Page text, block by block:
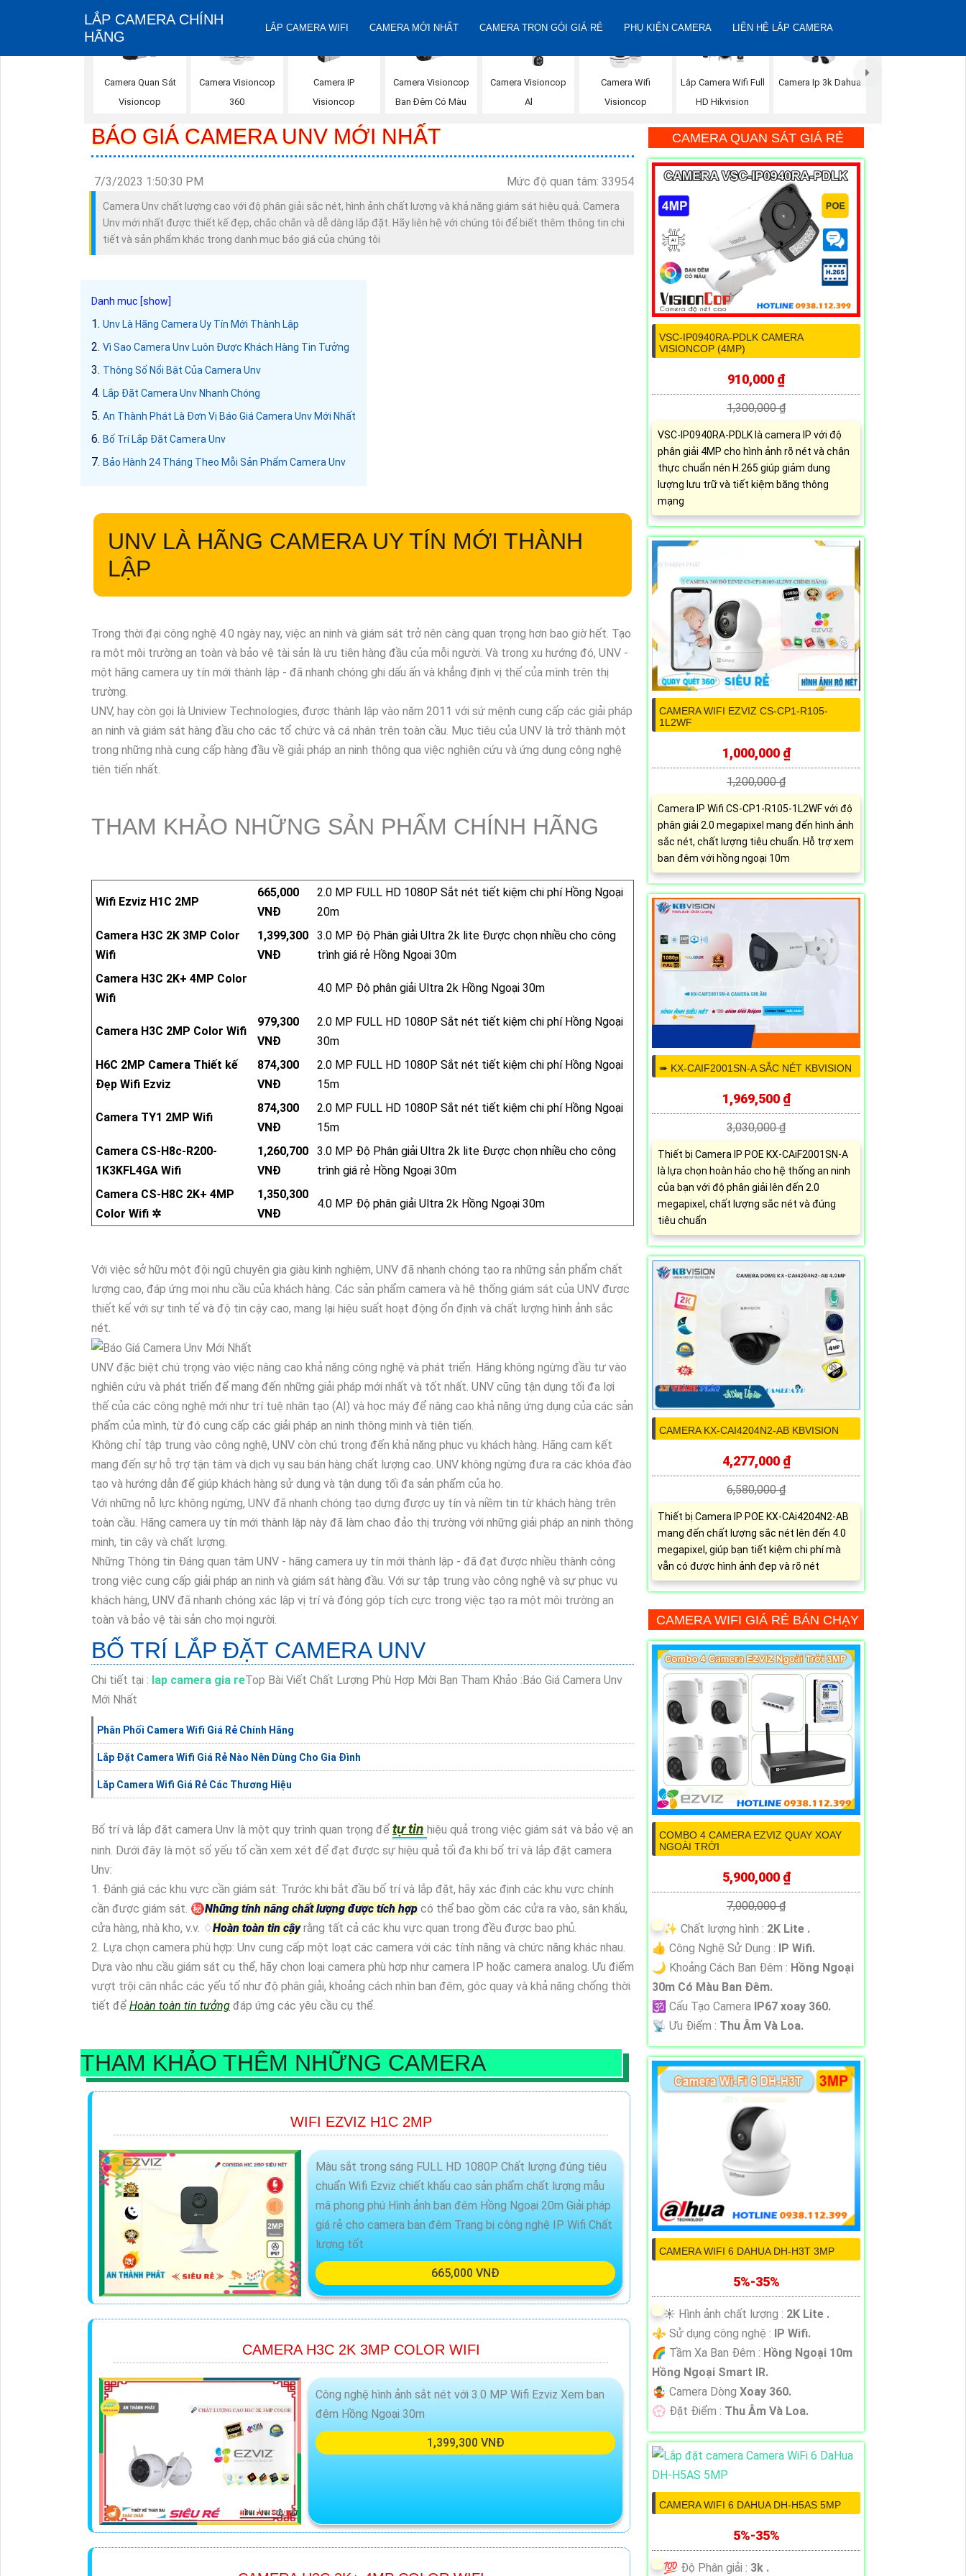
LẮP CAMERA CHÍNH
HÃNG
LẮP CAMERA WIFI CAMERA MỚI NHẤT CAMERA TRỌN GÓI GIÁ RẺ PHỤ KIỆN CAMERA LIÊN HỆ LẮP CAMERA
Camera Quan Sát
Visioncop
Camera Visioncop
360
Camera IP
Visioncop
Camera Visioncop
Ban Đêm Có Màu
Camera Visioncop
Al
Camera Wifi
Visioncop
Lắp Camera Wifi Full
HD Hikvision
Camera Ip 3k Dahua
BÁO GIÁ CAMERA UNV MỚI NHẤT
7/3/2023 1:50:30 PM Mức độ quan tâm: 33954
Camera Unv chất lượng cao với độ phân giải sắc nét, hình ảnh chất lượng và khả năng giám sát hiệu quả. Camera
Unv mới nhất được thiết kế đẹp, chắc chắn và dễ dàng lắp đặt. Hãy liên hệ với chúng tôi để biết thêm thông tin chi
tiết và sản phẩm khác trong danh mục báo giá của chúng tôi
Unv Là Hãng Camera Uy Tín Mới Thành Lập
Vì Sao Camera Unv Luôn Được Khách Hàng Tin Tưởng
Thông Số Nổi Bật Của Camera Unv
Lắp Đặt Camera Unv Nhanh Chóng
An Thành Phát Là Đơn Vị Báo Giá Camera Unv Mới Nhất
Bố Trí Lắp Đặt Camera Unv
Bảo Hành 24 Tháng Theo Mỗi Sản Phẩm Camera Unv
UNV LÀ HÃNG CAMERA UY TÍN MỚI THÀNH
LẬP
Trong thời đại công nghệ 4.0 ngày nay, việc an ninh và giám sát trở nên càng quan trọng hơn bao giờ hết. Tạo
ra một môi trường an toàn và bảo vệ tài sản là ưu tiên hàng đầu của mỗi người. Và trong xu hướng đó, UNV -
một hãng camera uy tín mới thành lập - đã nhanh chóng ghi dấu ấn và khẳng định vị thế của mình trên thị
trường.
UNV, hay còn gọi là Uniview Technologies, được thành lập vào năm 2011 với sứ mệnh cung cấp các giải pháp
an ninh và giám sát hàng đầu cho các tổ chức và cá nhân trên toàn cầu. Mục tiêu của UNV là trở thành một
trong những nhà cung cấp hàng đầu về giải pháp an ninh thông qua việc nghiên cứu và ứng dụng công nghệ
tiên tiến nhất.
THAM KHẢO NHỮNG SẢN PHẨM CHÍNH HÃNG
Wifi Ezviz H1C 2MP
665,000
VNĐ
2.0 MP FULL HD 1080P Sắt nét tiết kiệm chi phí Hồng Ngoại
20m
Camera H3C 2K 3MP Color
Wifi
1,399,300
VNĐ
3.0 MP Độ Phân giải Ultra 2k lite Được chọn nhiều cho công
trình giá rẻ Hồng Ngoại 30m
Camera H3C 2K+ 4MP Color
Wifi
4.0 MP Độ phân giải Ultra 2k Hồng Ngoại 30m
Camera H3C 2MP Color Wifi
979,300
VNĐ
2.0 MP FULL HD 1080P Sắt nét tiết kiệm chi phí Hồng Ngoại
30m
H6C 2MP Camera Thiết kế
Đẹp Wifi Ezviz
874,300
VNĐ
2.0 MP FULL HD 1080P Sắt nét tiết kiệm chi phí Hồng Ngoại
15m
Camera TY1 2MP Wifi
874,300
VNĐ
2.0 MP FULL HD 1080P Sắt nét tiết kiệm chi phí Hồng Ngoại
15m
Camera CS-H8c-R200-
1K3KFL4GA Wifi
1,260,700
VNĐ
3.0 MP Độ Phân giải Ultra 2k lite Được chọn nhiều cho công
trình giá rẻ Hồng Ngoại 30m
Camera CS-H8C 2K+ 4MP
Color Wifi ✲
1,350,300
VNĐ
4.0 MP Độ phân giải Ultra 2k Hồng Ngoại 30m
Với việc sở hữu một đội ngũ chuyên gia giàu kinh nghiệm, UNV đã nhanh chóng tạo ra những sản phẩm chất
lượng cao, đáp ứng mọi nhu cầu của khách hàng. Các sản phẩm camera và hệ thống giám sát của UNV được
thiết kế với sự tinh tế và độ tin cậy cao, mang lại hiệu suất hoạt động ổn định và chất lượng hình ảnh sắc
nét.
UNV đặc biệt chú trọng vào việc nâng cao khả năng công nghệ và phát triển. Hãng không ngừng đầu tư vào
nghiên cứu và phát triển để mang đến những giải pháp mới nhất và tốt nhất. UNV cũng tận dụng tối đa lợi
thế của các công nghệ mới như trí tuệ nhân tạo (AI) và học máy để nâng cao khả năng ứng dụng của các sản
phẩm của mình, từ đó cung cấp các giải pháp an ninh thông minh và tiên tiến.
Không chỉ tập trung vào công nghệ, UNV còn chú trọng đến khả năng phục vụ khách hàng. Hãng cam kết
mang đến sự hỗ trợ tận tâm và dịch vụ sau bán hàng chất lượng cao. UNV không ngừng đưa ra các khóa đào
tạo và hướng dẫn để giúp khách hàng sử dụng và tận dụng tối đa sản phẩm của họ.
Với những nỗ lực không ngừng, UNV đã nhanh chóng tạo dựng được uy tín và niềm tin từ khách hàng trên
toàn cầu. Hãng camera uy tín mới thành lập này đã làm chao đảo thị trường với những giải pháp an ninh thông
minh, tin cậy và chất lượng.
Những Thông tin Đáng quan tâm UNV - hãng camera uy tín mới thành lập - đã đạt được nhiều thành công
trong việc cung cấp giải pháp an ninh và giám sát hàng đầu. Với sự tập trung vào công nghệ và sự phục vụ
khách hàng, UNV đã nhanh chóng xác lập vị trí và đóng góp tích cực trong việc tạo ra một môi trường an
toàn và bảo vệ tài sản cho mọi người.
BỐ TRÍ LẮP ĐẶT CAMERA UNV
Chi tiết tại : lap camera gia reTop Bài Viết Chất Lượng Phù Hợp Mời Bạn Tham Khảo :Báo Giá Camera Unv
Mới Nhất
Phân Phối Camera Wifi Giá Rẻ Chính Hãng
Lắp Đặt Camera Wifi Giá Rẻ Nào Nên Dùng Cho Gia Đình
Lăp Camera Wifi Giá Rẻ Các Thương Hiệu
Bố trí và lắp đặt camera Unv là một quy trình quan trọng để tự tin hiệu quả trong việc giám sát và bảo vệ an
ninh. Dưới đây là một số yếu tố cần xem xét để đạt được sự hiệu quả tối đa khi bố trí và lắp đặt camera
Unv:
1. Đánh giá các khu vực cần giám sát: Trước khi bắt đầu bố trí và lắp đặt, hãy xác định các khu vực chính
cần được giám sát. ㊙️Những tính năng chất lượng được tích hợp có thể bao gồm các cửa ra vào, sân khấu,
cửa hàng, nhà kho, v.v. ♢Hoàn toàn tin cậyrằng tất cả các khu vực quan trọng đều được bao phủ.
2. Lựa chọn camera phù hợp: Unv cung cấp một loạt các camera với các tính năng và chức năng khác nhau.
Dựa vào nhu cầu giám sát cụ thể, hãy chọn loại camera phù hợp như camera IP hoặc camera analog. Ưu điểm
vượt trội cân nhắc các yếu tố như độ phân giải, khoảng cách nhìn ban đêm, góc quay và khả năng chống thời
tiết để Hoàn toàn tin tưởng đáp ứng các yêu cầu cụ thể.
THAM KHẢO THÊM NHỮNG CAMERA
WIFI EZVIZ H1C 2MP
Màu sắt trong sáng FULL HD 1080P Chất lượng đúng tiêu
chuẩn Wifi Ezviz chiết khấu cao sản phẩm chất lượng mẫu
mã phong phú Hình ảnh ban đêm Hồng Ngoại 20m Giải pháp
giá rẻ cho camera ban đêm Trang bị công nghệ IP Wifi Chất
lượng tốt
665,000 VNĐ
CAMERA H3C 2K 3MP COLOR WIFI
Công nghệ hình ảnh sắt nét với 3.0 MP Wifi Ezviz Xem ban
đêm Hồng Ngoại 30m
1,399,300 VNĐ
CAMERA QUAN SÁT GIÁ RẺ
VSC-IP0940RA-PDLK CAMERA
VISIONCOP (4MP)
910,000 ₫
1,300,000 ₫
VSC-IP0940RA-PDLK là camera IP với độ
phân giải 4MP cho hình ảnh rõ nét và chân
thực chuẩn nén H.265 giúp giảm dung
lượng lưu trữ và tiết kiệm băng thông
mạng
CAMERA WIFI EZVIZ CS-CP1-R105-
1L2WF
1,000,000 ₫
1,200,000 ₫
Camera IP Wifi CS-CP1-R105-1L2WF với độ
phân giải 2.0 megapixel mang đến hình ảnh
sắc nét, chất lượng tiêu chuẩn. Hỗ trợ xem
ban đêm với hồng ngoại 10m
➠ KX-CAIF2001SN-A SẮC NÉT KBVISION
1,969,500 ₫
3,030,000 ₫
Thiết bị Camera IP POE KX-CAiF2001SN-A
là lựa chọn hoàn hảo cho hệ thống an ninh
của bạn với độ phân giải lên đến 2.0
megapixel, chất lượng sắc nét và đúng
tiêu chuẩn
CAMERA KX-CAI4204N2-AB KBVISION
4,277,000 ₫
6,580,000 ₫
Thiết bị Camera IP POE KX-CAi4204N2-AB
mang đến chất lượng sắc nét lên đến 4.0
megapixel, giúp bạn tiết kiệm chi phí mà
vẫn có được hình ảnh đẹp và rõ nét
CAMERA WIFI GIÁ RẺ BÁN CHẠY
COMBO 4 CAMERA EZVIZ QUAY XOAY
NGOÀI TRỜI
5,900,000 ₫
7,000,000 ₫
✨ Chất lượng hình : 2K Lite .
👍 Công Nghệ Sử Dụng : IP Wifi.
🌙 Khoảng Cách Ban Đêm : Hồng Ngoại
30m Có Màu Ban Ðêm.
🕉️ Cấu Tạo Camera IP67 xoay 360.
️📡 Ưu Điểm : Thu Âm Và Loa.
CAMERA WIFI 6 DAHUA DH-H3T 3MP
5%-35%
☀️ Hình ảnh chất lượng : 2K Lite .
⚜️ Sử dụng công nghệ :
IP Wifi.
🌈 Tầm Xa Ban Đêm : Hồng Ngoại 10m
Hồng Ngoại Smart IR.
🤹 Camera Dòng Xoay 360.
️💮 Đặt Điểm : Thu Âm Và Loa.
CAMERA WIFI 6 DAHUA DH-H5AS 5MP
5%-35%
💯 Độ Phân giải : 3k .